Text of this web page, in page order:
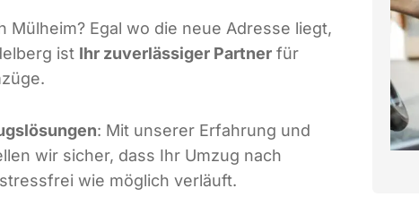
Mülheim? Egal wo die neue Adresse liegt,
ist Ihr zuverlässiger Partner für
: Mit unserer Erfahrung und
wir sicher, dass Ihr Umzug nach
wie möglich verläuft.